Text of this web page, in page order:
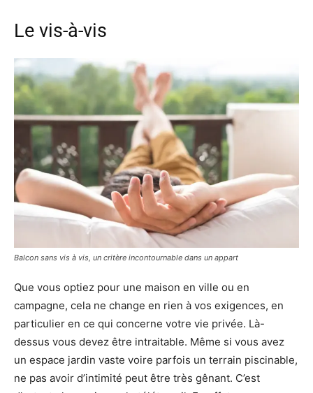
Le vis-à-vis
Balcon sans vis à vis, un critère incontournable dans un appart
Que vous optiez pour une maison en ville ou en
campagne, cela ne change en rien à vos exigences, en
particulier en ce qui concerne votre vie privée. Là-
dessus vous devez être intraitable. Même si vous avez
un espace jardin vaste voire parfois un terrain piscinable,
ne pas avoir d’intimité peut être très gênant. C’est